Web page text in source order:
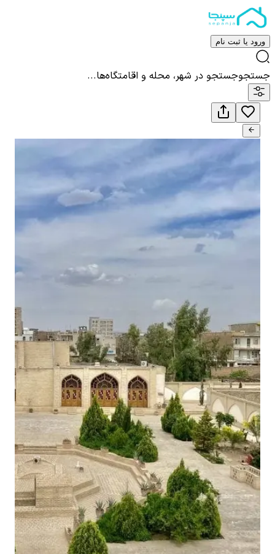
ورود یا ثبت نام
جستجوجستجو در شهر، محله و اقامتگاه‌ها...